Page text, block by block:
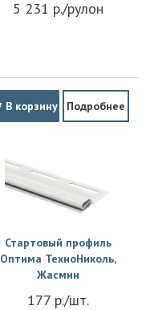
5 231 р./рулон
В корзину Подробнее
Стартовый профиль
Оптима ТехноНиколь,
Жасмин
177 р./шт.